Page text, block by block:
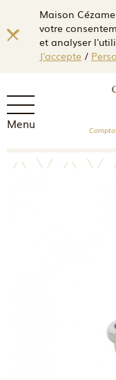
Maison
votre
et analyser
J'accepte/
Menu